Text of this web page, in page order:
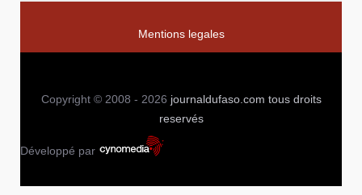
Mentions legales
Copyright © 2008 - 2026 journaldufaso.com tous droits
reservés
Développé par